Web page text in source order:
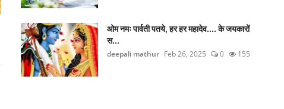
ओम नमः पार्वती पतये, हर हर महादेव.... के जयकारों
स...
deepali mathur Feb 26, 2025 0 155